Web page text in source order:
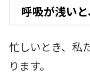
呼吸が浅い
忙しいとき、私
ります。